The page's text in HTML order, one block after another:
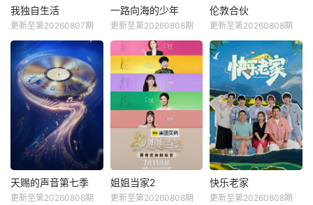
我独自生活
更新至第20260807期
一路向海的少年
更新至第20260808期
伦敦合伙
更新至第20260808期
天赐的声音第七季
更新至第20260808期
姐姐当家2
更新至第20260808期
快乐老家
更新至第20260808期